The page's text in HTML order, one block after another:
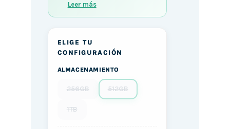
Leer más
ELIGE TU
CONFIGURACIÓN
ALMACENAMIENTO
256GB 512GB
1TB